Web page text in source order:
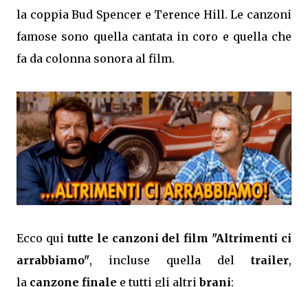
la coppia Bud Spencer e Terence Hill. Le canzoni
famose sono quella cantata in coro e quella che
fa da colonna sonora al film.
Ecco qui tutte le canzoni del film "Altrimenti ci
arrabbiamo", incluse quella del trailer,
la canzone finale e tutti gli altribrani: